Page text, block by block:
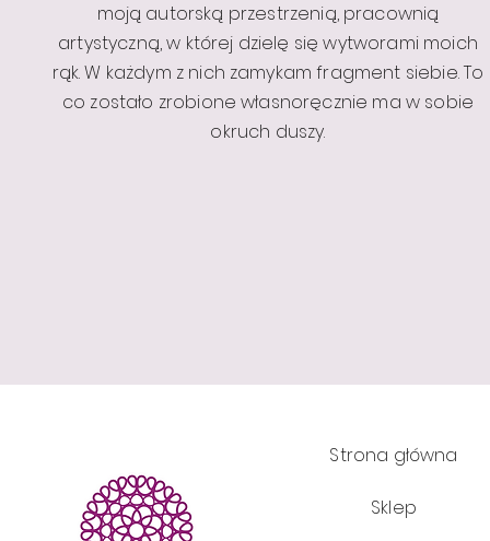
moją autorską przestrzenią, pracownią
artystyczną, w której dzielę się wytworami moich
rąk. W każdym z nich zamykam fragment siebie. To
co zostało zrobione własnoręcznie ma w sobie
okruch duszy.
Strona główna
Sklep